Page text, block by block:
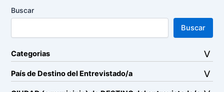
Buscar
Buscar
Categorias
País de Destino del Entrevistado/a